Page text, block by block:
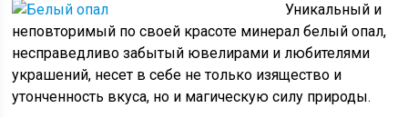
Уникальный и
неповторимый по своей красоте минерал белый опал,
несправедливо забытый ювелирами и любителями
украшений, несет в себе не только изящество и
утонченность вкуса, но и магическую силу природы.